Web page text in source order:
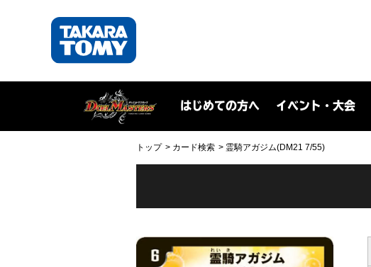
はじめての方へ イベント・大会
トップ カード検索 霊騎アガジム(DM21 7/55)